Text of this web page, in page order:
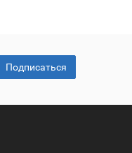
Подписаться